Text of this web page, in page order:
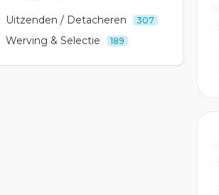
Uitzenden / Detacheren 307
Werving & Selectie 189